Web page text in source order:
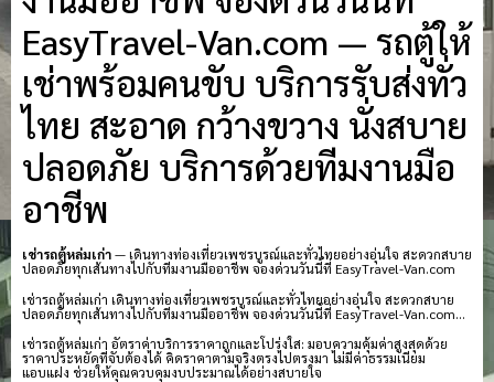
EasyTravel-Van.com — รถตู้ให้
เช่าพร้อมคนขับ บริการรับส่งทั่ว
ไทย สะอาด กว้างขวาง นั่งสบาย
ปลอดภัย บริการด้วยทีมงานมือ
อาชีพ
เช่ารถตู้หล่มเก่า— เดินทางท่องเที่ยวเพชรบูรณ์และทั่วไทยอย่างอุ่นใจ สะดวกสบาย
ปลอดภัยทุกเส้นทางไปกับทีมงานมืออาชีพ จองด่วนวันนี้ที่ EasyTravel-Van.com
เช่ารถตู้หล่มเก่า เดินทางท่องเที่ยวเพชรบูรณ์และทั่วไทยอย่างอุ่นใจ สะดวกสบาย
ปลอดภัยทุกเส้นทางไปกับทีมงานมืออาชีพ จองด่วนวันนี้ที่ EasyTravel-Van.com…
เช่ารถตู้หล่มเก่า อัตราค่าบริการราคาถูกและโปร่งใส: มอบความคุ้มค่าสูงสุดด้วย
ราคาประหยัดที่จับต้องได้ คิดราคาตามจริงตรงไปตรงมา ไม่มีค่าธรรมเนียม
แอบแฝง ช่วยให้คุณควบคุมงบประมาณได้อย่างสบายใจ